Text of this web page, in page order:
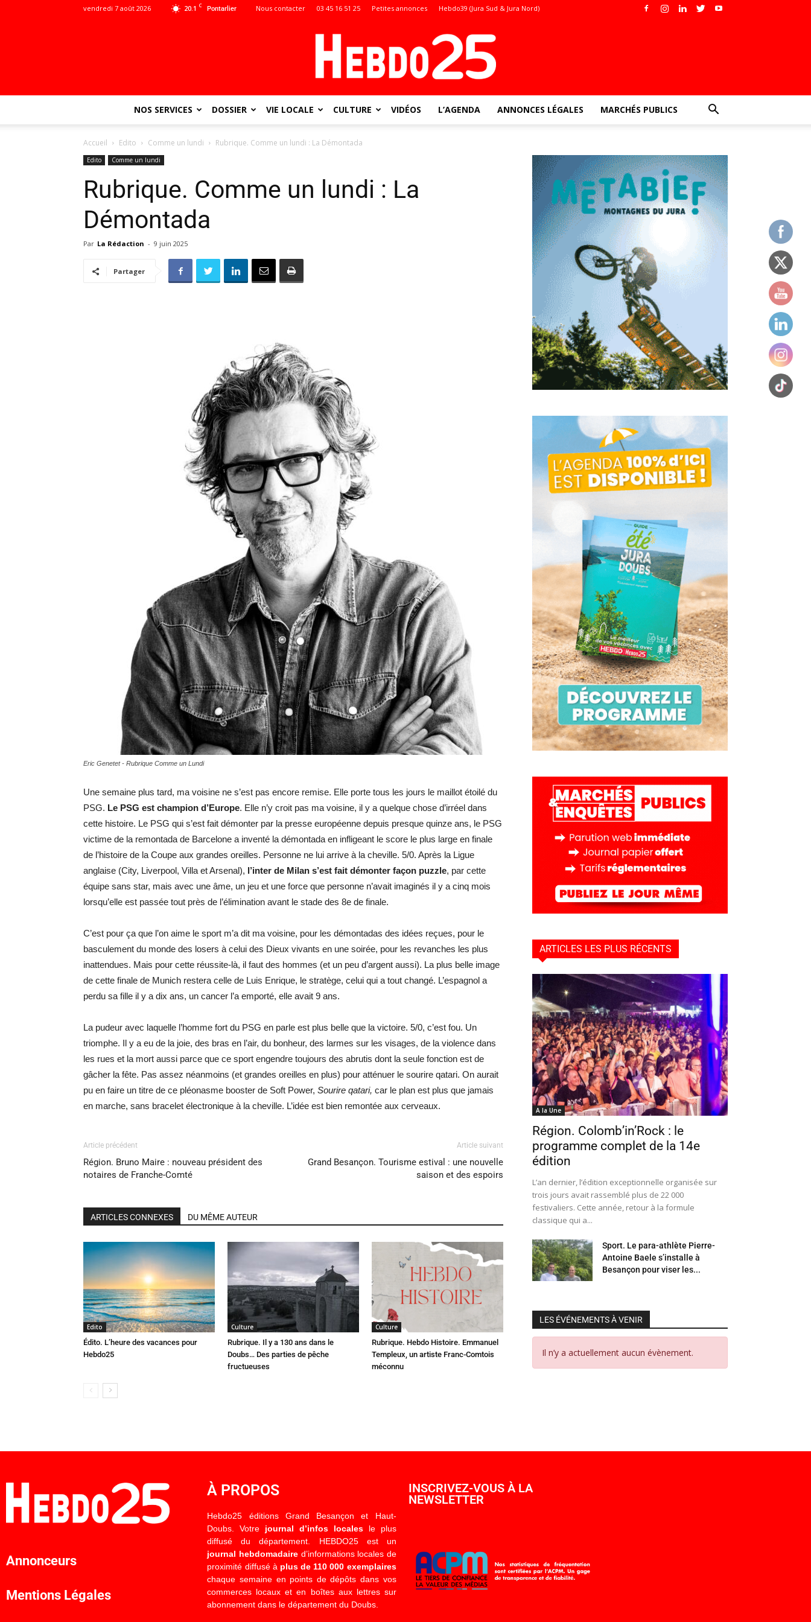
20.1 C Pontarlier
vendredi 7 août 2026 Nous contacter 03 45 16 51 25 Petites annonces Hebdo39 (Jura Sud & Jura Nord)
:
Hebdo25
NOS SERVICES DOSSIER VIE LOCALE CULTURE VIDÉOS L’AGENDA ANNONCES LÉGALES MARCHÉS PUBLICS
Accueil Edito Comme un lundi Rubrique. Comme un lundi : La Démontada
Edito Comme un lundi
Rubrique. Comme un lundi : La
Démontada
Par La Rédaction - 9 juin 2025
Partager
Eric Genetet - Rubrique Comme un Lundi
Une semaine plus tard, ma voisine ne s’est pas encore remise. Elle porte tous les jours le maillot étoilé du
PSG. Le PSG est champion d’Europe. Elle n’y croit pas ma voisine, il y a quelque chose d’irréel dans
cette histoire. Le PSG qui s’est fait démonter par la presse européenne depuis presque quinze ans, le PSG
victime de la remontada de Barcelone a inventé la démontada en infligeant le score le plus large en finale
de l’histoire de la Coupe aux grandes oreilles. Personne ne lui arrive à la cheville. 5/0. Après la Ligue
anglaise (City, Liverpool, Villa et Arsenal), l’inter de Milan s’est fait démonter façon puzzle, par cette
équipe sans star, mais avec une âme, un jeu et une force que personne n’avait imaginés il y a cinq mois
lorsqu’elle est passée tout près de l’élimination avant le stade des 8e de finale.
C’est pour ça que l’on aime le sport m’a dit ma voisine, pour les démontadas des idées reçues, pour le
basculement du monde des losers à celui des Dieux vivants en une soirée, pour les revanches les plus
inattendues. Mais pour cette réussite-là, il faut des hommes (et un peu d’argent aussi). La plus belle image
de cette finale de Munich restera celle de Luis Enrique, le stratège, celui qui a tout changé. L’espagnol a
perdu sa fille il y a dix ans, un cancer l’a emporté, elle avait 9 ans.
La pudeur avec laquelle l’homme fort du PSG en parle est plus belle que la victoire. 5/0, c’est fou. Un
triomphe. Il y a eu de la joie, des bras en l’air, du bonheur, des larmes sur les visages, de la violence dans
les rues et la mort aussi parce que ce sport engendre toujours des abrutis dont la seule fonction est de
gâcher la fête. Pas assez néanmoins (et grandes oreilles en plus) pour atténuer le sourire qatari. On aurait
pu en faire un titre de ce pléonasme booster de Soft Power, Sourire qatari, car le plan est plus que jamais
en marche, sans bracelet électronique à la cheville. L’idée est bien remontée aux cerveaux.
Article précédent
Région. Bruno Maire : nouveau président des
notaires de Franche-Comté
Article suivant
Grand Besançon. Tourisme estival : une nouvelle
saison et des espoirs
ARTICLES CONNEXES DU MÊME AUTEUR
Edito
Édito. L’heure des vacances pour
Hebdo25
Culture
Rubrique. Il y a 130 ans dans le
Doubs… Des parties de pêche
fructueuses
Culture
Rubrique. Hebdo Histoire. Emmanuel
Templeux, un artiste Franc-Comtois
méconnu
ARTICLES LES PLUS RÉCENTS
A la Une
Région. Colomb’in’Rock : le
programme complet de la 14e
édition
L’an dernier, l’édition exceptionnelle organisée sur
trois jours avait rassemblé plus de 22 000
festivaliers. Cette année, retour à la formule
classique qui a...
Sport. Le para-athlète Pierre-
Antoine Baele s’installe à
Besançon pour viser les...
LES ÉVÉNEMENTS À VENIR
Il n’y a actuellement aucun évènement.
Annonceurs
Mentions Légales
À PROPOS
Hebdo25 éditions Grand Besançon et Haut-
Doubs. Votre journal d’infos localesle plus
diffusé du département. HEBDO25 est un
journal hebdomadaired’informations locales de
proximité diffusé à plus de 110 000 exemplaires
chaque semaine en points de dépôts dans vos
commerces locaux et en boîtes aux lettres sur
abonnement dans le département du Doubs.
INSCRIVEZ-VOUS À LA
NEWSLETTER